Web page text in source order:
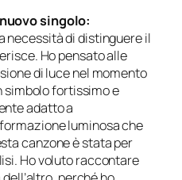
singolo:
necessità di distinguere il
Ho pensato alle
di luce nel momento
simbolo fortissimo e
adatto a
luminosa che
canzone è stata per
Ho voluto raccontare